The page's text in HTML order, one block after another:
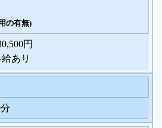
の有無)
円
あり